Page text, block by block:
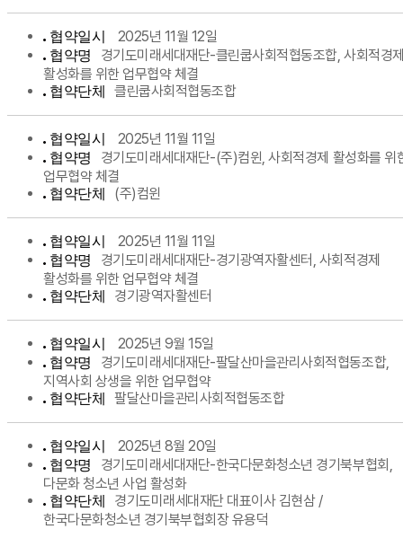
협약일시 2025년 11월 12일
협약명
경기도미래세대재단-클린쿱사회적협동조합, 사회적경
활성화를 위한 업무협약 체결
협약단체 클린쿱사회적협동조합
협약일시 2025년 11월 11일
협약명
경기도미래세대재단-(주)컴윈, 사회적경제 활성화를 위
업무협약 체결
협약단체 (주)컴윈
협약일시 2025년 11월 11일
협약명
경기도미래세대재단-경기광역자활센터, 사회적경제
활성화를 위한 업무협약 체결
협약단체 경기광역자활센터
협약일시 2025년 9월 15일
협약명
경기도미래세대재단-팔달산마을관리사회적협동조합,
지역사회 상생을 위한 업무협약
협약단체 팔달산마을관리사회적협동조합
협약일시 2025년 8월 20일
협약명
경기도미래세대재단-한국다문화청소년 경기북부협회,
다문화 청소년 사업 활성화
협약단체
경기도미래세대재단 대표이사 김현삼 /
한국다문화청소년 경기북부협회장 유용덕